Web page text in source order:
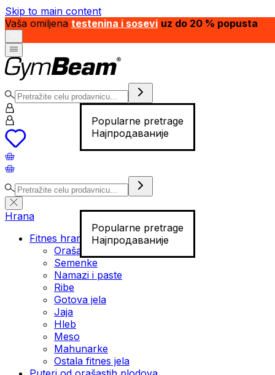
Skip to main content
Vaša omiljena testenina i sosevi uz do 20 % popusta
Popularne pretrage
Најпродаваније
Popularne pretrage
Најпродаваније
Hrana
Fitnes hrana
Orašasti plodovi
Semenke
Namazi i paste
Ribe
Gotova jela
Јаја
Hleb
Meso
Mahunarke
Ostala fitnes jela